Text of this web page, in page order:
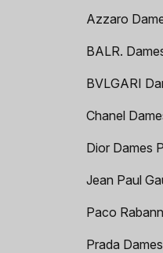
Azzaro
BALR.
BVLGARI
Chanel
Dior Dames
Jean Paul
Paco
Prada